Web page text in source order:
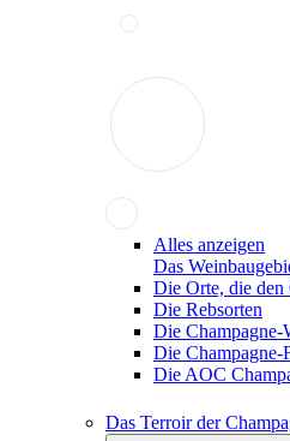
Alles anzeigen
Das
Die Orte, die den
Die Rebsorten
Die Champagne-
Die Champagne-
Die AOC
Das Terroir der